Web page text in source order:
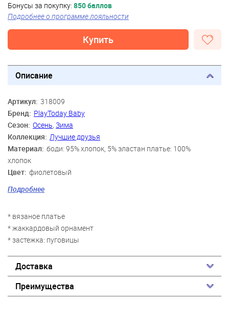
Бонусы за покупку: 850 баллов
Подробнее о программе лояльности
Купить
Описание
Артикул: 318009
Бренд: PlayToday Baby
Сезон: Осень, Зима
Коллекция: Лучшие друзья
Материал: боди: 95% хлопок, 5% эластан платье: 100%
хлопок
Цвет: фиолетовый
Скидка:
Пол: Девочки
Персонаж:
101 далматинец
Подробнее
* вязаное платье
* жаккардовый орнамент
* застежка: пуговицы
Доставка
Преимущества